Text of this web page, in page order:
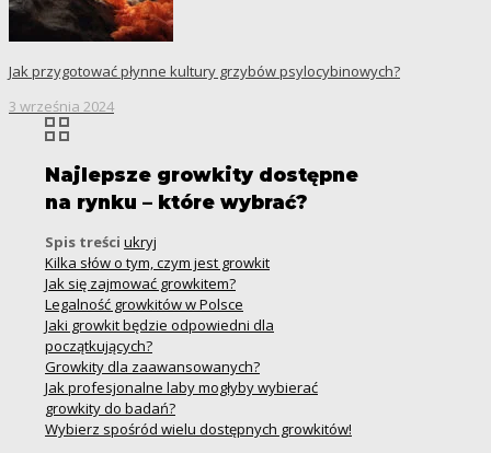
Jak przygotować płynne kultury grzybów psylocybinowych?
3 września 2024
Najlepsze growkity dostępne
na rynku – które wybrać?
Spis treści ukryj
Kilka słów o tym, czym jest growkit
Jak się zajmować growkitem?
Legalność growkitów w Polsce
Jaki growkit będzie odpowiedni dla
początkujących?
Growkity dla zaawansowanych?
Jak profesjonalne laby mogłyby wybierać
growkity do badań?
Wybierz spośród wielu dostępnych growkitów!